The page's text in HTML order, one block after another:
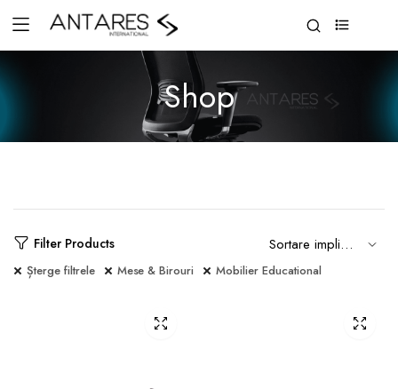
Shop
Filter Products
Șterge filtrele Mese & Birouri Mobilier Educational